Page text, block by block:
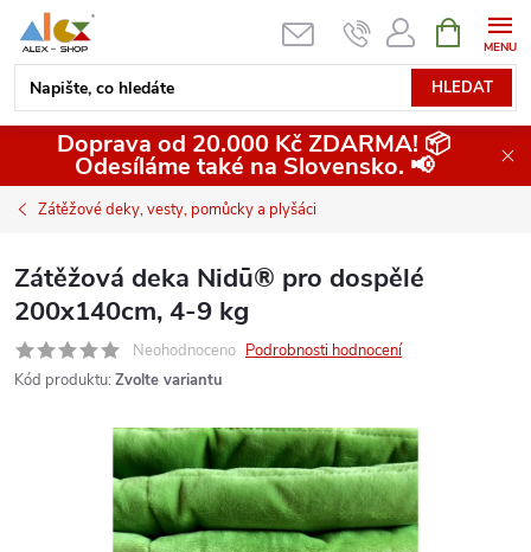
obsah
HLEDAT
NÁKUPNÍ
KOŠÍK
Doprava od 20.000 Kč ZDARMA! 📦
Odesíláme také na Slovensko. 📢
Zátěžové deky, vesty, pomůcky a plyšáci
Zátěžová deka Nidū® pro dospělé
200x140cm, 4-9 kg
Neohodnoceno Podrobnosti hodnocení
Kód produktu: Zvolte variantu